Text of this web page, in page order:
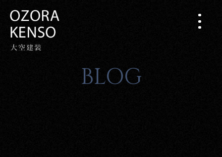
BLOG